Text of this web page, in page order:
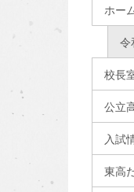
ホー
令
校長
公立
入試
東高